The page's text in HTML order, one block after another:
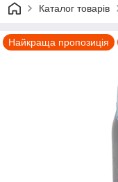
Каталог товарів
Найкраща пропозиція